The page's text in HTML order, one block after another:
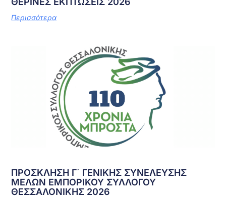
Περισσότερα
ΠΡΟΣΚΛΗΣΗ Γ΄ ΓΕΝΙΚΗΣ ΣΥΝΕΛΕΥΣΗΣ
ΜΕΛΩΝ ΕΜΠΟΡΙΚΟΥ ΣΥΛΛΟΓΟΥ
ΘΕΣΣΑΛΟΝΙΚΗΣ 2026